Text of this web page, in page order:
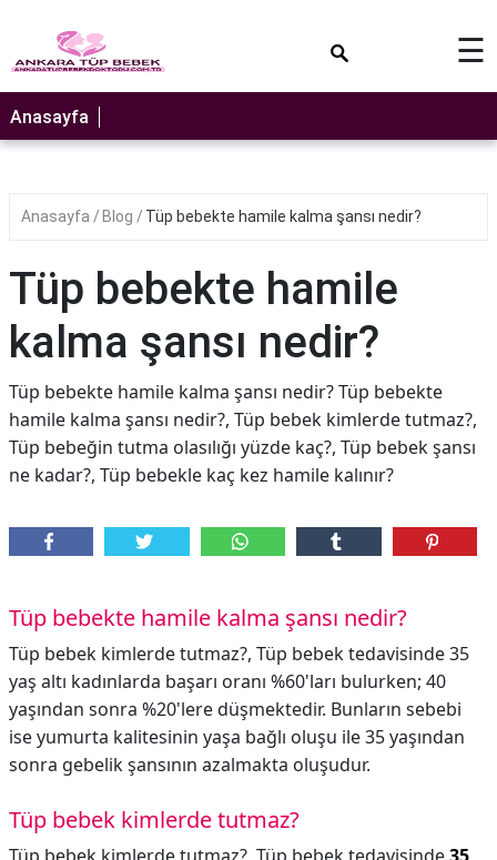
☰
Anasayfa
Anasayfa Blog Tüp bebekte hamile kalma şansı nedir?
Tüp bebekte hamile
kalma şansı nedir?
Tüp bebekte hamile kalma şansı nedir? Tüp bebekte
hamile kalma şansı nedir?, Tüp bebek kimlerde tutmaz?,
Tüp bebeğin tutma olasılığı yüzde kaç?, Tüp bebek şansı
ne kadar?, Tüp bebekle kaç kez hamile kalınır?
Tüp bebekte hamile kalma şansı nedir?
Tüp bebek kimlerde tutmaz?, Tüp bebek tedavisinde 35
yaş altı kadınlarda başarı oranı %60'ları bulurken; 40
yaşından sonra %20'lere düşmektedir. Bunların sebebi
ise yumurta kalitesinin yaşa bağlı oluşu ile 35 yaşından
sonra gebelik şansının azalmakta oluşudur.
Tüp bebek kimlerde tutmaz?